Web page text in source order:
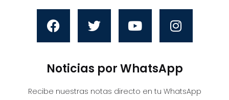
Noticias por WhatsApp
Recibe nuestras notas directo en tu WhatsApp